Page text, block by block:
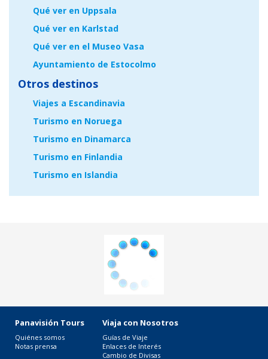
Qué ver en Uppsala
Qué ver en Karlstad
Qué ver en el Museo Vasa
Ayuntamiento de Estocolmo
Otros destinos
Viajes a Escandinavia
Turismo en Noruega
Turismo en Dinamarca
Turismo en Finlandia
Turismo en Islandia
Panavisión Tours
Quiénes somos
Notas prensa
Viaja con Nosotros
Guías de Viaje
Enlaces de Interés
Cambio de Divisas